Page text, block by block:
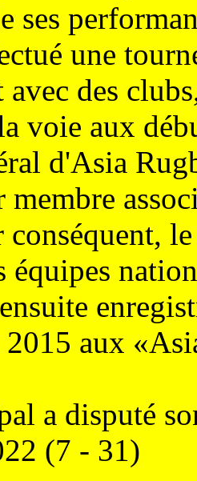
ses
une
des
voie aux
d'Asia
conséquent,
équipes
aux
a disputé
(7 - 31)